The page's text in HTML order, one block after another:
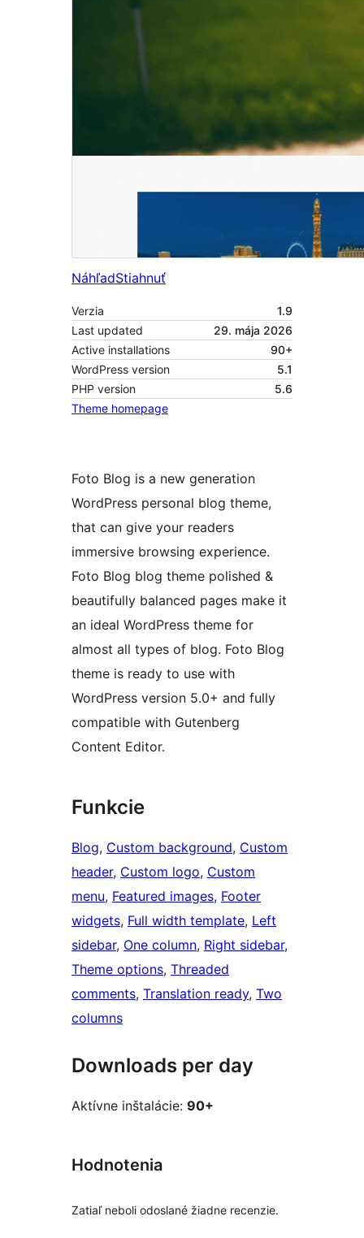
NáhľadStiahnuť
Verzia
1.9
Last updated
29. mája 2026
Active installations
90+
WordPress version
5.1
PHP version
5.6
Theme homepage
Foto Blog is a new generation
WordPress personal blog theme,
that can give your readers
immersive browsing experience.
Foto Blog blog theme polished &
beautifully balanced pages make it
an ideal WordPress theme for
almost all types of blog. Foto Blog
theme is ready to use with
WordPress version 5.0+ and fully
compatible with Gutenberg
Content Editor.
Funkcie
Blog, Custom background, Custom
header, Custom logo, Custom
menu, Featured images, Footer
widgets, Full width template, Left
sidebar, One column, Right sidebar
Theme options, Threaded
comments, Translation ready, Two
columns
Downloads per day
Aktívne inštalácie: 90+
Hodnotenia
Zatiaľ neboli odoslané žiadne recenzie.